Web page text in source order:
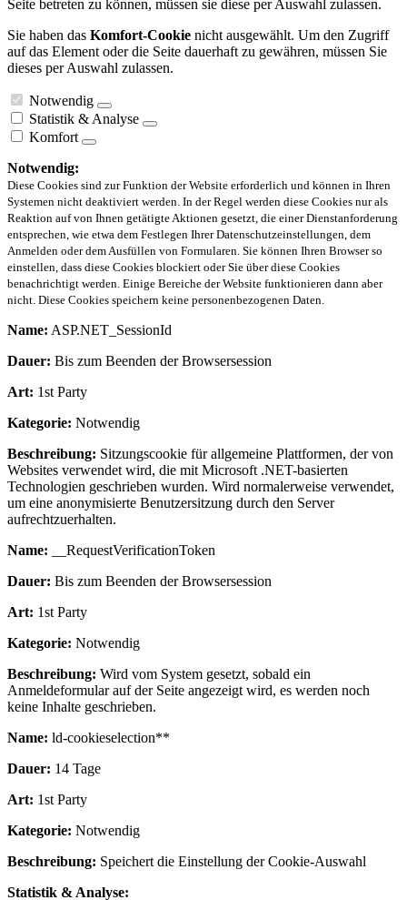
Seite betreten zu können, müssen sie diese per Auswahl zulassen.
Sie haben das Komfort-Cookie nicht ausgewählt. Um den Zugriff
auf das Element oder die Seite dauerhaft zu gewähren, müssen Sie
dieses per Auswahl zulassen.
Notwendig
Statistik & Analyse
Komfort
Notwendig:
Diese Cookies sind zur Funktion der Website erforderlich und können in Ihren
Systemen nicht deaktiviert werden. In der Regel werden diese Cookies nur als
Reaktion auf von Ihnen getätigte Aktionen gesetzt, die einer Dienstanforderung
entsprechen, wie etwa dem Festlegen Ihrer Datenschutzeinstellungen, dem
Anmelden oder dem Ausfüllen von Formularen. Sie können Ihren Browser so
einstellen, dass diese Cookies blockiert oder Sie über diese Cookies
benachrichtigt werden. Einige Bereiche der Website funktionieren dann aber
nicht. Diese Cookies speichern keine personenbezogenen Daten.
Name: ASP.NET_SessionId
Dauer: Bis zum Beenden der Browsersession
Art: 1st Party
Kategorie: Notwendig
Beschreibung: Sitzungscookie für allgemeine Plattformen, der von
Websites verwendet wird, die mit Microsoft .NET-basierten
Technologien geschrieben wurden. Wird normalerweise verwendet,
um eine anonymisierte Benutzersitzung durch den Server
aufrechtzuerhalten.
Name: __RequestVerificationToken
Dauer: Bis zum Beenden der Browsersession
Art: 1st Party
Kategorie: Notwendig
Beschreibung: Wird vom System gesetzt, sobald ein
Anmeldeformular auf der Seite angezeigt wird, es werden noch
keine Inhalte geschrieben.
Name: ld-cookieselection**
Dauer: 14 Tage
Art: 1st Party
Kategorie: Notwendig
Beschreibung: Speichert die Einstellung der Cookie-Auswahl
Statistik & Analyse: